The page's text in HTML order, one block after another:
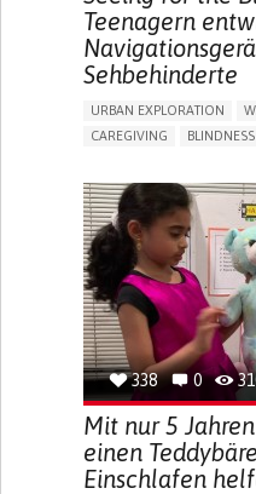
Teenagern
Sehbehinderte
URBAN EXPLORATION
CAREGIVING
BLINDNESS
ASSISTIVE DAILY LIFE
FREQUENT FALLS
PROMOTING SELF-
PREVENTING
RESEARCH/MAPPING)
CAREGIVING SUPPORT
UNITED STATES
338 0
Mit nur 5
einen
Einschlafen